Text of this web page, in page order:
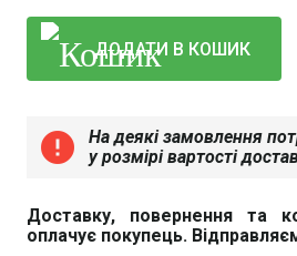
ДОДАТИ В КОШИК
error
На деякі замовлення
у розмірі вартості
Доставку, повернення та
оплачує покупець.